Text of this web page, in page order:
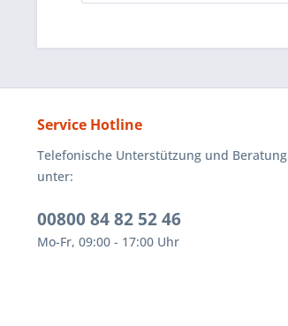
Service Hotline
Telefonische Unterstützung und Beratung
unter:
00800 84 82 52 46
Mo-Fr, 09:00 - 17:00 Uhr